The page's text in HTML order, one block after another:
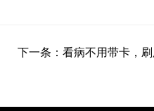
下一条：看病不用带卡，